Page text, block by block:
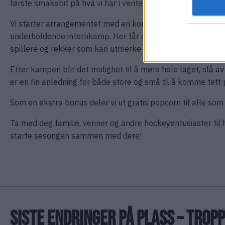
første smakebit på hva vi har i vente denne sesongen.
Vi starter arrangementet med en kort presentasjon av
underholdende internkamp. Her får du se både nye og
spillere og rekker som kan utmerke seg i løpet av sesongen.
Etter kampen blir det mulighet til å møte hele laget, slå
er en fin anledning for både store og små til å komme
Som en ekstra bonus deler vi ut gratis popcorn til alle
Ta med deg familie, venner og andre hockeyentusiaster
starte sesongen sammen med dere!
SISTE ENDRINGER PÅ PLASS –